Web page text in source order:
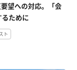
望への対応。「会
ために
ト